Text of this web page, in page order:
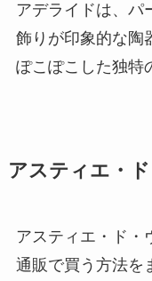
アデライドは、パ
飾りが印象的な陶
ぽこぽこした独特
アスティエ・
アスティエ・ド・
通販で買う方法を